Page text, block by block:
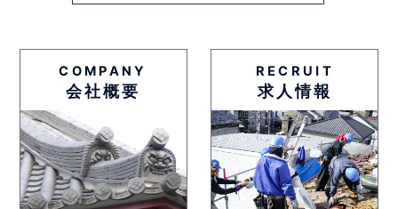
COMPANY
会社概要
RECRUIT
求人情報